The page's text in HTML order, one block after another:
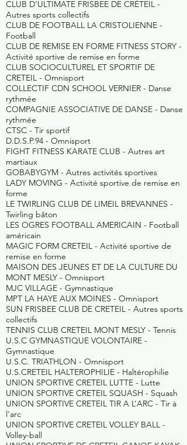
CLUB D'ULTIMATE FRISBEE DE CRÉTEIL -
Autres sports collectifs
CLUB DE FOOTBALL LA CRISTOLIENNE -
Football
CLUB DE REMISE EN FORME FITNESS STORY -
Activité sportive de remise en forme
CLUB SOCIOCULTUREL ET SPORTIF DE
CRETEIL - Omnisport
COLLECTIF CDN SCHOOL VERNIER - Danse
rythmée
COMPAGNIE ASSOCIATIVE DE DANSE - Danse
rythmée
CTSC - Tir sportif
D.D.S.P.94 - Omnisport
FIGHT FITNESS KARATE CLUB - Autres art
martiaux
GOBABYGYM - Autres activités sportives
LADY MOVING - Activité sportive de remise en
forme
LE TWIRLING CLUB DE LIMEIL BREVANNES -
Twirling bâton
LES OGRES FOOTBALL AMERICAIN - Football
américain
MAGIC FORM CRETEIL - Activité sportive de
remise en forme
MAISON DES JEUNES ET DE LA CULTURE DU
MONT MESLY - Omnisport
MJC VILLAGE - Gymnastique
MPT LA HAYE AUX MOINES - Omnisport
SUN FRISBEE CLUB DE CRETEIL - Autres sports
collectifs
TENNIS CLUB CRETEIL MONT MESLY - Tennis
U.S.C GYMNASTIQUE VOLONTAIRE -
Gymnastique
U.S.C. TRIATHLON - Omnisport
U.S.CRETEIL HALTEROPHILIE - Haltérophilie
UNION SPORTIVE CRETEIL LUTTE - Lutte
UNION SPORTIVE CRETEIL SQUASH - Squash
UNION SPORTIVE CRETEIL TIR A L’ARC - Tir à
l'arc
UNION SPORTIVE CRETEIL VOLLEY BALL -
Volley-ball